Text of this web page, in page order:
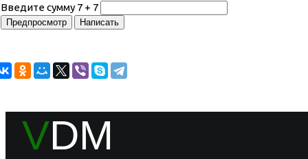
Введите сумму 7 + 7
VDM